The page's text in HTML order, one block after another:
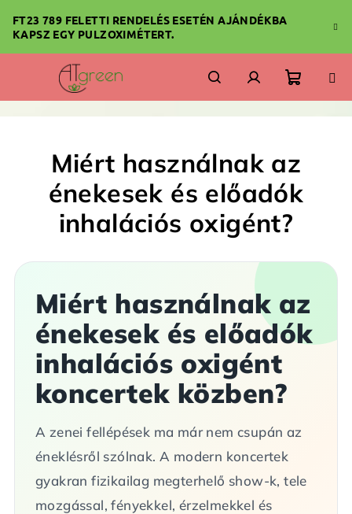
tartalomhoz
FT23 789 FELETTI RENDELÉS ESETÉN AJÁNDÉKBA
KAPSZ EGY PULZOXIMÉTERT.
KeresésBejelentkezés
Kosár
Miért használnak az
énekesek és előadók
inhalációs oxigént?
Miért használnak az
énekesek és előadók
inhalációs oxigént
koncertek közben?
A zenei fellépések ma már nem csupán az
éneklésről szólnak. A modern koncertek
gyakran fizikailag megterhelő show-k, tele
mozgással, fényekkel, érzelmekkel és